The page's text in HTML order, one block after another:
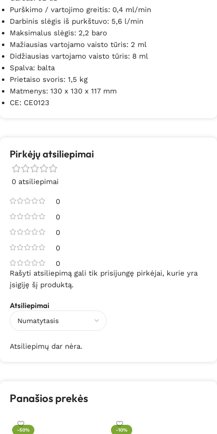
Purškimo / vartojimo greitis: 0,4 ml/min
Darbinis slėgis iš purkštuvo: 5,6 l/min
Maksimalus slėgis: 2,2 baro
Mažiausias vartojamo vaisto tūris: 2 ml
Didžiausias vartojamo vaisto tūris: 8 ml
Spalva: balta
Prietaiso svoris: 1,5 kg
Matmenys: 130 x 130 x 117 mm
CE: CE0123
Pirkėjų atsiliepimai
0 atsiliepimai
0
0
0
0
0
Atsiliepimai
Atsiliepimų dar nėra.
Rašyti atsiliepimą gali tik prisijungę pirkėjai, kurie yra
įsigiję šį produktą.
Panašios prekės
-50% -10%